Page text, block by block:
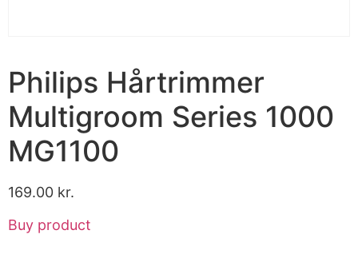
Philips Hårtrimmer
Multigroom Series 1000
MG1100
169.00 kr.
Buy product